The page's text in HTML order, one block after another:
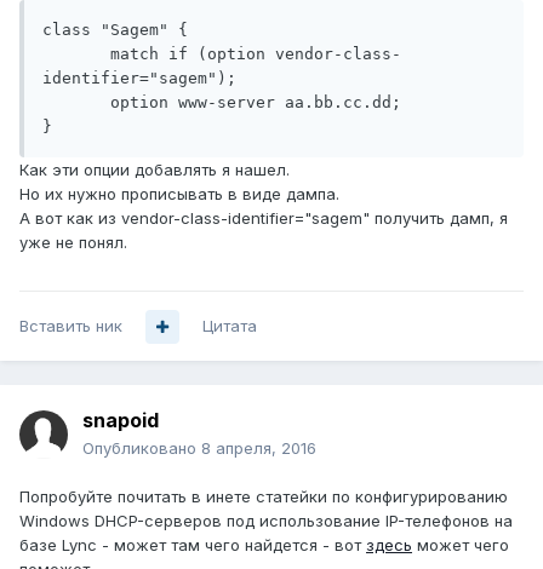
class "Sagem" {
identifier="sagem");
Как эти опции добавлять я нашел.
Но их нужно прописывать в виде дампа.
А вот как из vendor-class-identifier="sagem" получить дамп, я
уже не понял.
Вставить ник Цитата
snapoid
Опубликовано 8 апреля, 2016
Попробуйте почитать в инете статейки по конфигурированию
Windows DHCP-серверов под использование IP-телефонов на
базе Lync - может там чего найдется - вот здесь может чего